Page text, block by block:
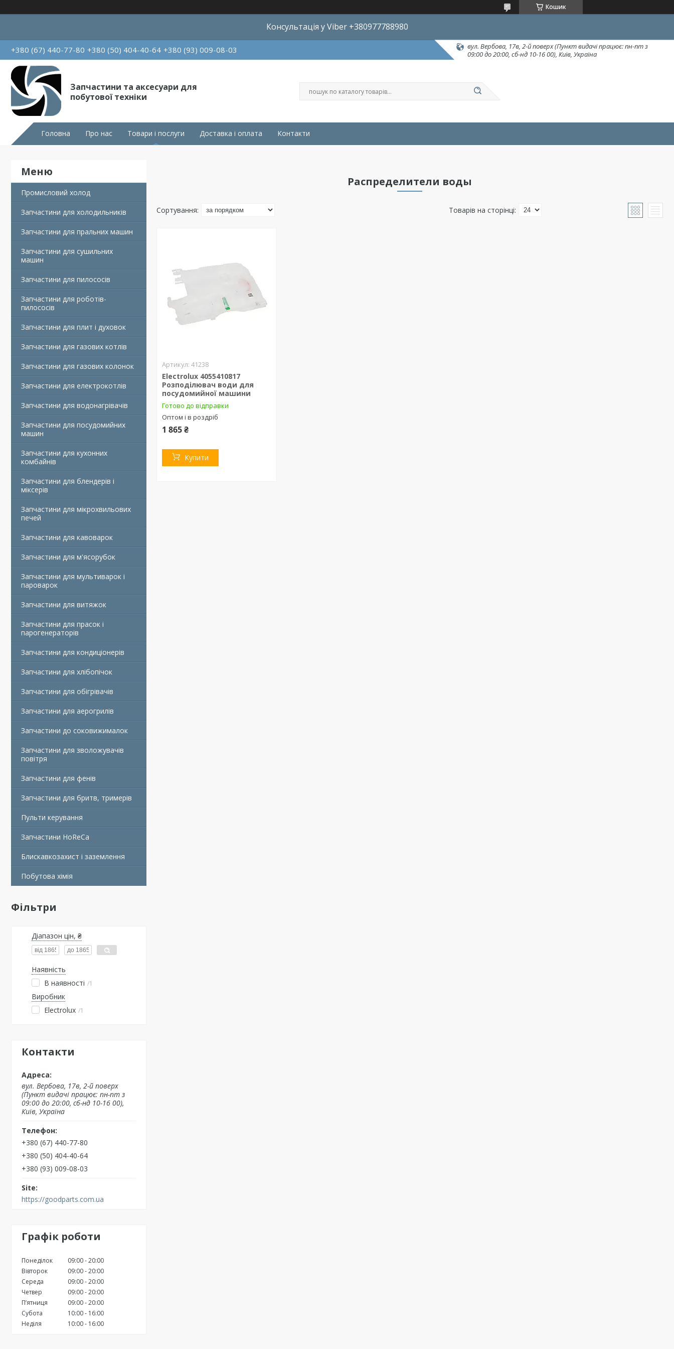
Кошик
Консультація у Viber +380977788980
+380 (67) 440-77-80 +380 (50) 404-40-64 +380 (93) 009-08-03
вул. Вербова, 17в, 2-й поверх (Пункт видачі працює: пн-пт з
09:00 до 20:00, сб-нд 10-16 00), Київ, Україна
Запчастини та аксесуари для
побутової техніки
Головна Про нас Товари і послуги Доставка і оплата Контакти
Промисловий холод
Запчастини для холодильників
Запчастини для пральних машин
Запчастини для сушильних
машин
Запчастини для пилососів
Запчастини для роботів-
пилососів
Запчастини для плит і духовок
Запчастини для газових котлів
Запчастини для газових колонок
Запчастини для електрокотлів
Запчастини для водонагрівачів
Запчастини для посудомийних
машин
Запчастини для кухонних
комбайнів
Запчастини для блендерів і
міксерів
Запчастини для мікрохвильових
печей
Запчастини для кавоварок
Запчастини для м'ясорубок
Запчастини для мультиварок і
пароварок
Запчастини для витяжок
Запчастини для прасок і
парогенераторів
Запчастини для кондиціонерів
Запчастини для хлібопічок
Запчастини для обігрівачів
Запчастини для аерогрилів
Запчастини до соковижималок
Запчастини для зволожувачів
повітря
Запчастини для фенів
Запчастини для бритв, тримерів
Пульти керування
Запчастини HoReCa
Блискавкозахист і заземлення
Побутова хімія
Фільтри
Діапазон цін, ₴
Наявність
В наявності
1
Виробник
Electrolux 1
Контакти
вул. Вербова, 17в, 2-й поверх
(Пункт видачі працює: пн-пт з
09:00 до 20:00, сб-нд 10-16 00),
Київ, Україна
+380 (67) 440-77-80
+380 (50) 404-40-64
+380 (93) 009-08-03
https://goodparts.com.ua
Графік роботи
Понеділок 09:00 20:00
Вівторок
09:00 20:00
Середа
09:00 20:00
Четвер
09:00 20:00
Пʼятниця
09:00 20:00
Субота
10:00
16:00
Неділя
10:00 16:00
Распределители воды
41238
Electrolux 4055410817
Розподілювач води для
посудомийної машини
Готово до відправки
Оптом і в роздріб
1 865 ₴
Купити